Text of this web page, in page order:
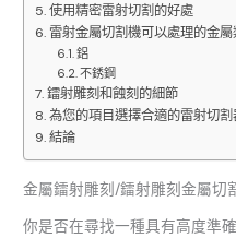
使用精密雷射切割的好處
雷射金屬切割機可以處理的金
鋁
不銹鋼
鐳射雕刻和蝕刻的細節
為您的項目選擇合適的雷射切割
結論
金屬鐳射雕刻/鐳射雕刻金屬切
你是否在尋找一種具有高度準